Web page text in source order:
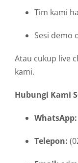
Tim kami
Sesi demo
Atau cukup live
kami.
Hubungi Kami
WhatsApp:
Telepon: